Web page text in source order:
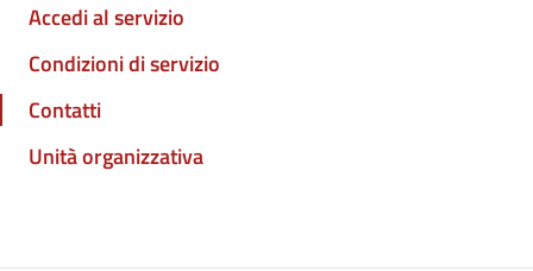
Accedi al servizio
Condizioni di servizio
Contatti
Unità organizzativa